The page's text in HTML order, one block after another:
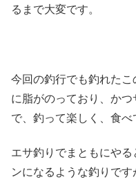
るまで大変です。
今回の釣行でも釣れた
に脂がのっており、か
で、釣って楽しく、食べ
エサ釣りでまともにや
ンになるような釣りで